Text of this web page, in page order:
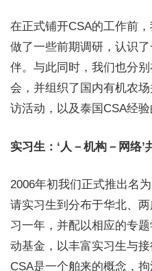
在正式铺开CSA的工作前
做了一些前期调研，认识
伴。与此同时，我们也分
会，并组织了国内有机农
访活动，以及泰国CSA经验
实习生：‘人－机构－网络’
2006年初我们正式推出名
请实习生到分布于华北、
习一年，并配以相应的专
动基金，以丰富实习生与
CSA是一个舶来的概念，